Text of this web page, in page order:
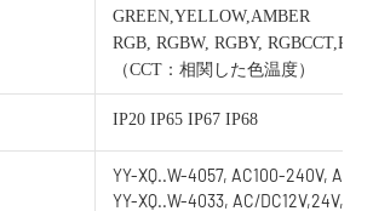
GREEN,YELLOW,AMBER
RGB, RGBW, RGBY,
（CCT：相関した色温度）
IP20 IP65 IP67 IP68
YY-XQ..W-4057, AC100-240V, AC/
YY-XQ..W-4033, AC/